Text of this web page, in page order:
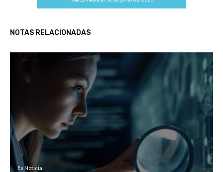
NOTAS RELACIONADAS
Es Noticia